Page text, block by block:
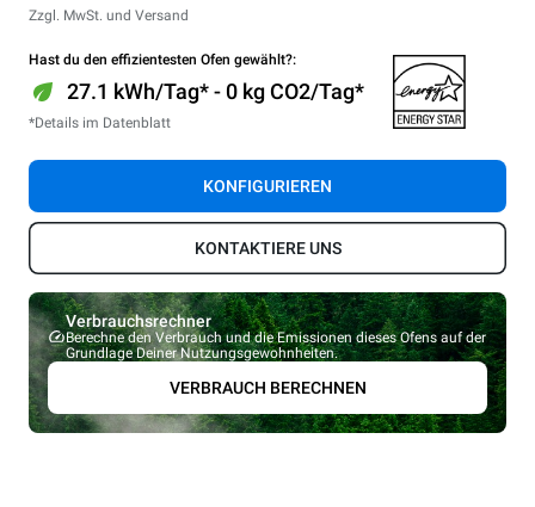
Zzgl. MwSt. und Versand
Hast du den effizientesten Ofen gewählt?:
27.1 kWh/Tag* - 0 kg CO2/Tag*
*Details im Datenblatt
KONFIGURIEREN
KONTAKTIERE UNS
Verbrauchsrechner
Berechne den Verbrauch und die Emissionen dieses Ofens auf der
Grundlage Deiner Nutzungsgewohnheiten.
VERBRAUCH BERECHNEN